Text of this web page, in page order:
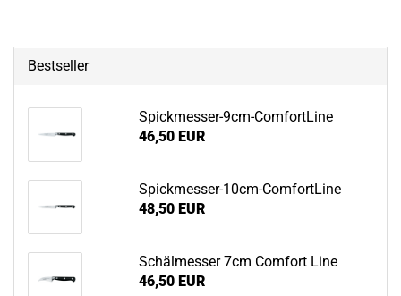
Bestseller
Spickmesser-​9cm-ComfortLine
46,50 EUR
Spickmesser-​10cm-ComfortLine
48,50 EUR
Schäl­mes­ser 7cm Com­fort Line
46,50 EUR